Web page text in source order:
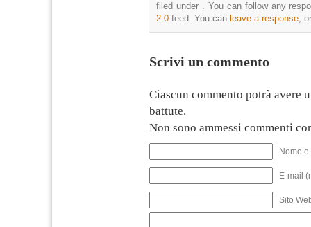
filed under . You can follow any
2.0 feed. You can leave a response,
Scrivi un commento
Ciascun commento potrà avere
battute.
Non sono ammessi commenti
Nome
E-mail
Sito